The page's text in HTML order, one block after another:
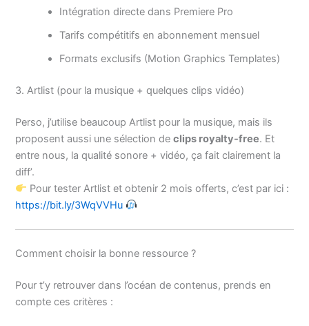
Intégration directe dans Premiere Pro
Tarifs compétitifs en abonnement mensuel
Formats exclusifs (Motion Graphics Templates)
3. Artlist (pour la musique + quelques clips vidéo)
Perso, j’utilise beaucoup Artlist pour la musique, mais ils
proposent aussi une sélection declips royalty-free. Et
entre nous, la qualité sonore + vidéo, ça fait clairement la
diff’.
Pour tester Artlist et obtenir 2 mois offerts, c’est par ici :
https://bit.ly/3WqVVHu
Comment choisir la bonne ressource ?
Pour t’y retrouver dans l’océan de contenus, prends en
compte ces critères :